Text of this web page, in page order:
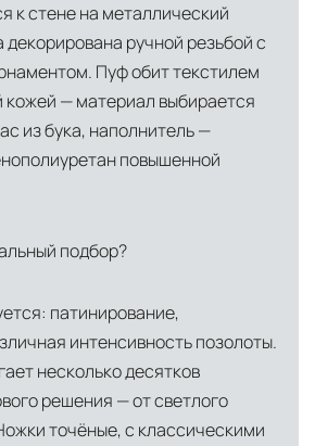
к стене на металлический
ручной резьбой с
Пуф обит текстилем
кожей — материал выбирается
из бука, наполнитель —
повышенной
подбор?
патинирование,
интенсивность позолоты.
несколько десятков
решения — от светлого
точёные, с классическими